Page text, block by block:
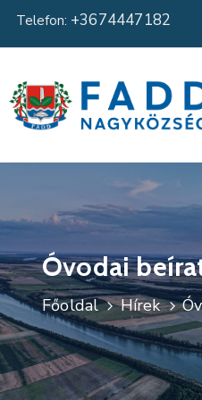
Telefon: +3674447182
Óvodai
Főoldal Hírek